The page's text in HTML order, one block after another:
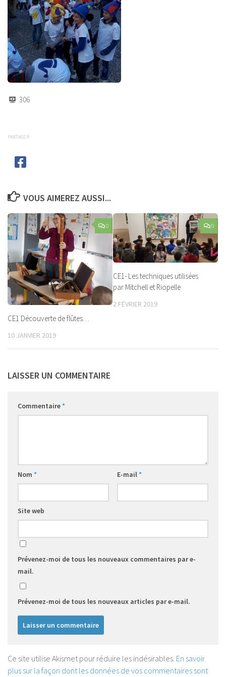
306
PARTAGER
VOUS AIMEREZ AUSSI...
0
CE1 Découverte de flûtes…
10 JANVIER 2019
0
CE1- Les techniques utilisées
par Mitchell et Riopelle
2 FÉVRIER 2019
LAISSER UN COMMENTAIRE
Commentaire*
Nom * E-mail*
Site web
Prévenez-moi de tous les nouveaux commentaires par e-
mail.
Prévenez-moi de tous les nouveaux articles par e-mail.
Ce site utilise Akismet pour réduire les indésirables. En savoir
plus sur la façon dont les données de vos commentaires sont